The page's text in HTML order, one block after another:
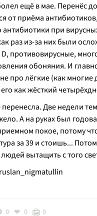
ещё в мае. Перенёс
от приёма
антибиотики при
раз из-за них были
противовирусные,
обоняния. И
про лёгкие (как
как жёсткий
Две недели
А на руках был
покое, потому
за 39 и стоишь...
вытащить с того
0 0 0